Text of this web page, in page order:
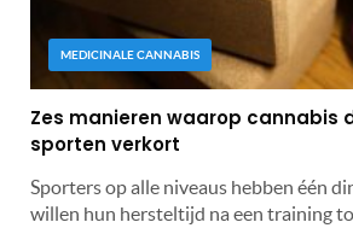
MEDICINALE CANNABIS
Zes manieren waarop cannabis
sporten verkort
Sporters op alle niveaus hebben één
willen hun hersteltijd na een training